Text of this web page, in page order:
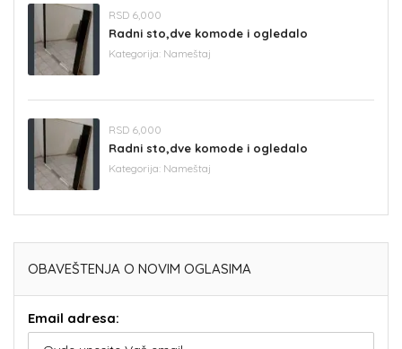
RSD 6,000
Radni sto,dve komode i ogledalo
Kategorija: Nameštaj
RSD 6,000
Radni sto,dve komode i ogledalo
Kategorija: Nameštaj
OBAVEŠTENJA O NOVIM OGLASIMA
Email adresa: